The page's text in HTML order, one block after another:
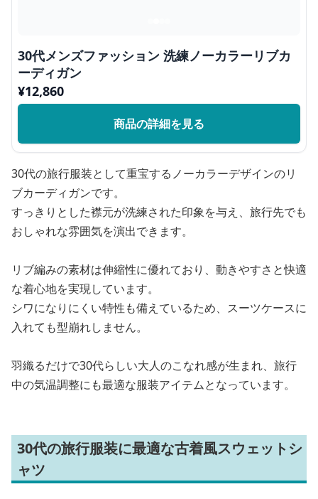
30代メンズファッション 洗練ノーカラーリブカ
ーディガン
¥12,860
商品の詳細を見る
30代の旅行服装として重宝するノーカラーデザインのリ
ブカーディガンです。
すっきりとした襟元が洗練された印象を与え、旅行先でも
おしゃれな雰囲気を演出できます。
リブ編みの素材は伸縮性に優れており、動きやすさと快適
な着心地を実現しています。
シワになりにくい特性も備えているため、スーツケースに
入れても型崩れしません。
羽織るだけで30代らしい大人のこなれ感が生まれ、旅行
中の気温調整にも最適な服装アイテムとなっています。
30代の旅行服装に最適な古着風スウェットシ
ャツ